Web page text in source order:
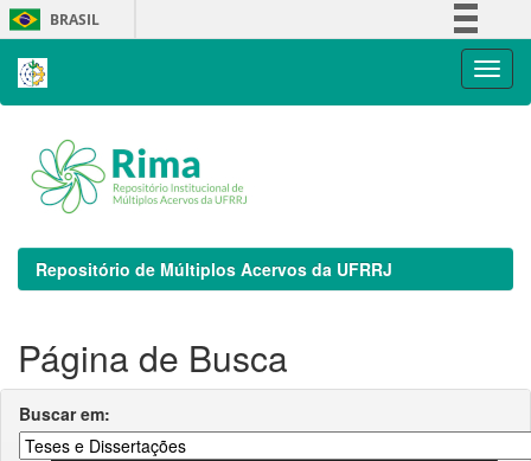
Skip
navigation
BRASIL
Repositório de Múltiplos Acervos da UFRRJ
Página de Busca
Buscar em: